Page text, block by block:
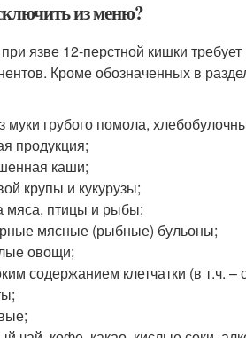
из меню?
язве 12-перстной кишки
Кроме обозначенных в
муки грубого помола,
продукция;
каши;
крупы и кукурузы;
мяса, птицы и рыбы;
мясные (рыбные) бульоны;
овощи;
содержанием клетчатки (в т.ч. –